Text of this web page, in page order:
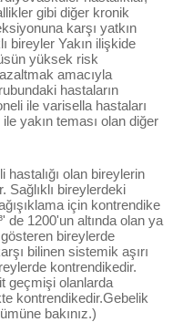
gibi diğer kronik
karşı yatkın
bireyler Yakın ilişkide
yüksek risk
amacıyla
hastaların
ile varisella hastaları
yakın teması olan diğer
hastalığı olan bireylerin
Sağlıklı bireylerdeki
için kontrendike
de 1200'un altında olan ya
bireylerde
bilinen sistemik aşırı
kontrendikedir.
geçmişi olanlarda
kontrendikedir.Gebelik
bakınız.)